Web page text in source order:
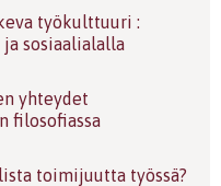
työkulttuuri :
sosiaalialalla
yhteydet
filosofiassa
toimijuutta työssä?